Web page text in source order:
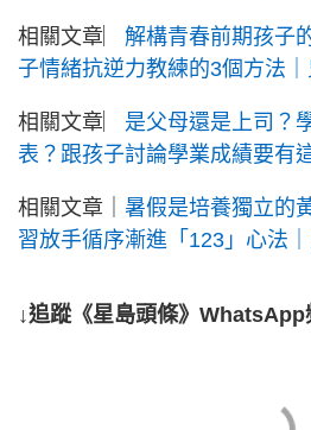
相關文章︳ 解構青春前期孩子
子情緒抗逆力教練的3個方法
相關文章︳ 是父母還是上司？
表？跟孩子討論學業成績要有
相關文章｜ 暑假是培養獨立的
習放手循序漸進「123」心法
↓追蹤《星島頭條》WhatsApp